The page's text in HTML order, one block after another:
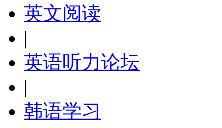
英文阅读
|
英语听力论坛
|
韩语学习